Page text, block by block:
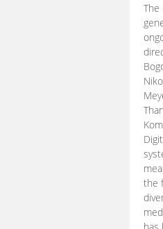
The
the
has